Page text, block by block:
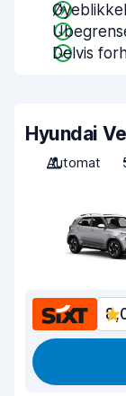
Delvis
Hyundai
Automat